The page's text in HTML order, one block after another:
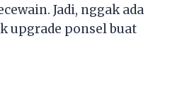
Jadi, nggak ada
upgrade ponsel buat